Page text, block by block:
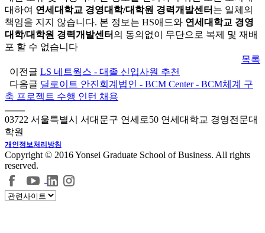
대하여 연세대학교 경영대학/대학원 경력개발센터 는 일체의
책임을 지지 않습니다. 본 정보는 HS애드와 연세대학교 경영
대학/대학원 경력개발센터 의 동의없이 무단으로 복제 및 재배
포 할 수 없습니다
목록
이전글 LS 네트웤스 - 대졸 신입사원 추천
다음글 딜로이트 안진회계법인 - BCM Center - BCM체계 구
축 프로젝트 수행 인턴 채용
03722 서울특별시 서대문구 연세로50 연세대학교 경영전문대
학원
개인정보처리방침
Copyright © 2016 Yonsei Graduate School of Business. All rights
reserved.